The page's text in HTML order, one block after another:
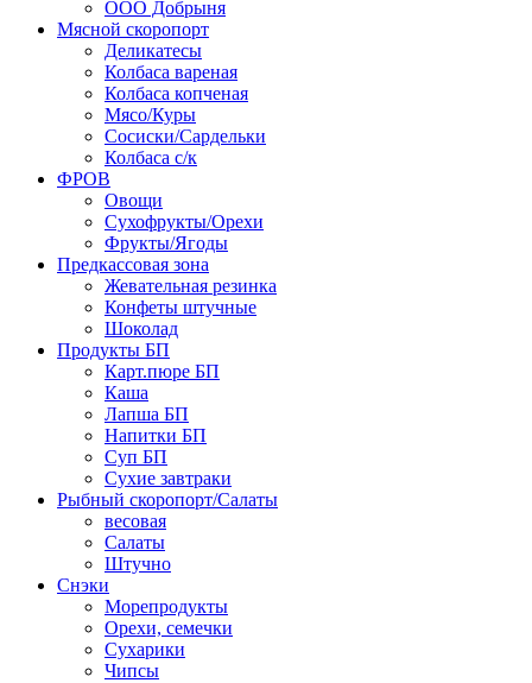
ООО Добрыня
Мясной скоропорт
Деликатесы
Колбаса вареная
Колбаса копченая
Мясо/Куры
Сосиски/Сардельки
Колбаса с/к
ФРОВ
Овощи
Сухофрукты/Орехи
Фрукты/Ягоды
Предкассовая зона
Жевательная резинка
Конфеты штучные
Шоколад
Продукты БП
Карт.пюре БП
Каша
Лапша БП
Напитки БП
Суп БП
Сухие завтраки
Рыбный скоропорт/Салаты
весовая
Салаты
Штучно
Снэки
Морепродукты
Орехи, семечки
Сухарики
Чипсы